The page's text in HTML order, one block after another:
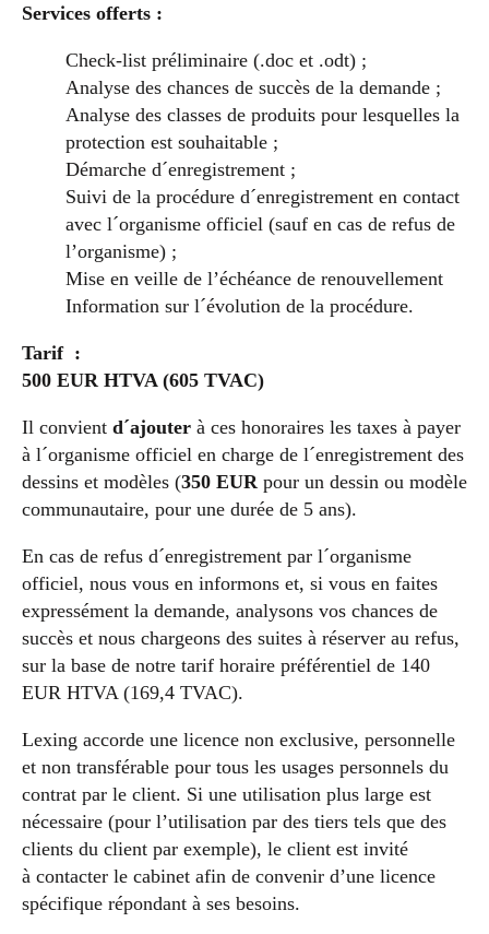
Services offerts :
Check-list préliminaire (.doc et .odt) ;
Analyse des chances de succès de la demande ;
Analyse des classes de produits pour lesquelles la
protection est souhaitable ;
Démarche d´enregistrement ;
Suivi de la procédure d´enregistrement en contact
avec l´organisme officiel (sauf en cas de refus de
l’organisme) ;
Mise en veille de l’échéance de renouvellement
Information sur l´évolution de la procédure.
Tarif :
500 EUR HTVA (605 TVAC)
Il convient d´ajouter à ces honoraires les taxes à payer
à l´organisme officiel en charge de l´enregistrement des
dessins et modèles (350 EURpour un dessin ou modèle
communautaire, pour une durée de 5 ans).
En cas de refus d´enregistrement par l´organisme
officiel, nous vous en informons et, si vous en faites
expressément la demande, analysons vos chances de
succès et nous chargeons des suites à réserver au refus,
sur la base de notre tarif horaire préférentiel de 140
EUR HTVA (169,4 TVAC).
Lexing accorde une licence non exclusive, personnelle
et non transférable pour tous les usages personnels du
contrat par le client. Si une utilisation plus large est
nécessaire (pour l’utilisation par des tiers tels que des
clients du client par exemple), le client est invité
à contacter le cabinet afin de convenir d’une licence
spécifique répondant à ses besoins.